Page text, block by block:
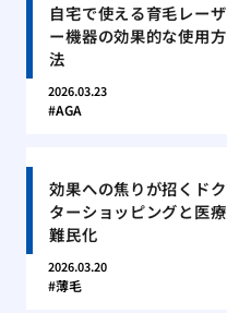
自宅で使える育毛レーザ
ー機器の効果的な使用方
法
2026.03.23
AGA
効果への焦りが招くドク
ターショッピングと医療
難民化
2026.03.20
薄毛